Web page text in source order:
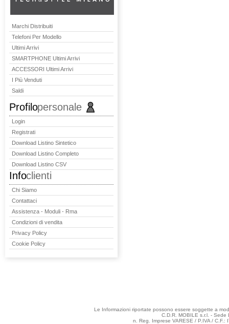
Marchi Distribuiti
Telefoni Per Modello
Ultimi Arrivi
SMARTPHONE Ultimi Arrivi
ACCESSORI Ultimi Arrivi
I Più Venduti
Saldi
Profilopersonale
Login
Registrati
Download Listino Sintetico
Download Listino Completo
Download Listino CSV
Infoclienti
Chi Siamo
Contattaci
Assistenza - Moduli - Rma
Condizioni di vendita
Privacy Policy
Cookie Policy
Le Informazioni riportate possono essere soggette a
C.D.R. MOBILE s.r.l. -
n. Reg. Imprese VARESE / P.IVA /